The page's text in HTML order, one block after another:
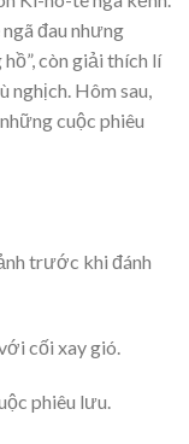
đau nhưng
còn giải thích lí
nghịch. Hôm sau,
cuộc phiêu
trước khi đánh
cối xay gió.
phiêu lưu.